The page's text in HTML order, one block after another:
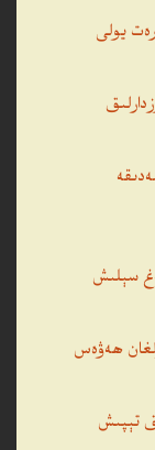
يولى
سېلىش
ھەۋەس
تېپىش